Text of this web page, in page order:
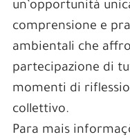
un’opportunità
comprensione e
ambientali che
partecipazione di
momenti di
collettivo.
Para mais